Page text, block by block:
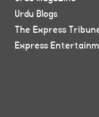
Urdu Blogs
The Express
Express